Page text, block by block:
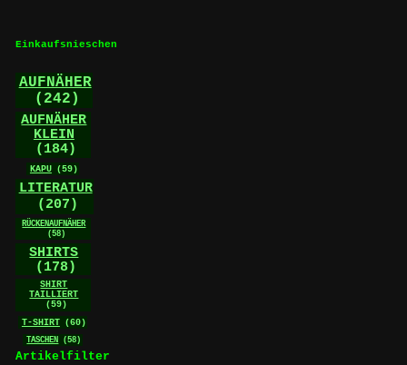
Einkaufsnieschen
AUFNÄHER
(242)
AUFNÄHER
KLEIN
(184)
KAPU (59)
LITERATUR
(207)
RÜCKENAUFNÄHER
(58)
SHIRTS
(178)
SHIRT
TAILLIERT
(59)
T-SHIRT (60)
TASCHEN
(58)
Artikelfilter